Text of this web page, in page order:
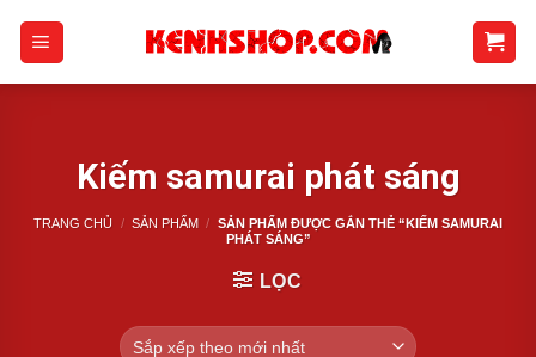
Kiếm samurai phát sáng
TRANG CHỦ / SẢN PHẨM / SẢN PHẨM ĐƯỢC GẮN THẺ “KIẾM SAMURAI
PHÁT SÁNG”
LỌC